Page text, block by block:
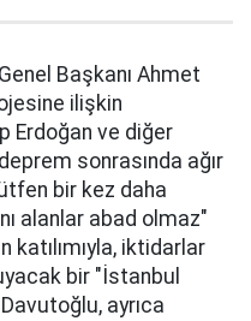
Başkanı Ahmet
ilişkin
Erdoğan ve diğer
sonrasında ağır
bir kez daha
alanlar abad olmaz"
iktidarlar
bir "İstanbul
Davutoğlu, ayrıca